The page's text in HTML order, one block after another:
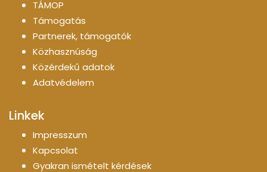
TÁMOP
Támogatás
Partnerek, támogatók
Közhasznúság
Közérdekű adatok
Adatvédelem
Linkek
Impresszum
Kapcsolat
Gyakran ismételt kérdések